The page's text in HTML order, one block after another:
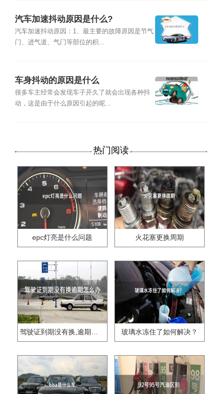
汽车加速抖动原因是什么?
汽车加速抖动原因：1、最主要的故障原因是节气
门、进气道、气门等部位的积...
车身抖动的原因是什么
很多车主经常会发现车子开久了就会出现各种抖
动，这是由于什么原因引起的呢...
热门阅读
epc灯亮是什么问题 火花塞更换周期
驾驶证到期没有换,逾期怎么办?? 玻璃水冻住了如何解决？